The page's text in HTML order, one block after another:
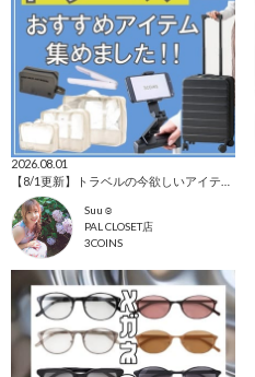
2026.08.01
Suu☺︎
PAL CLOSET店
3COINS